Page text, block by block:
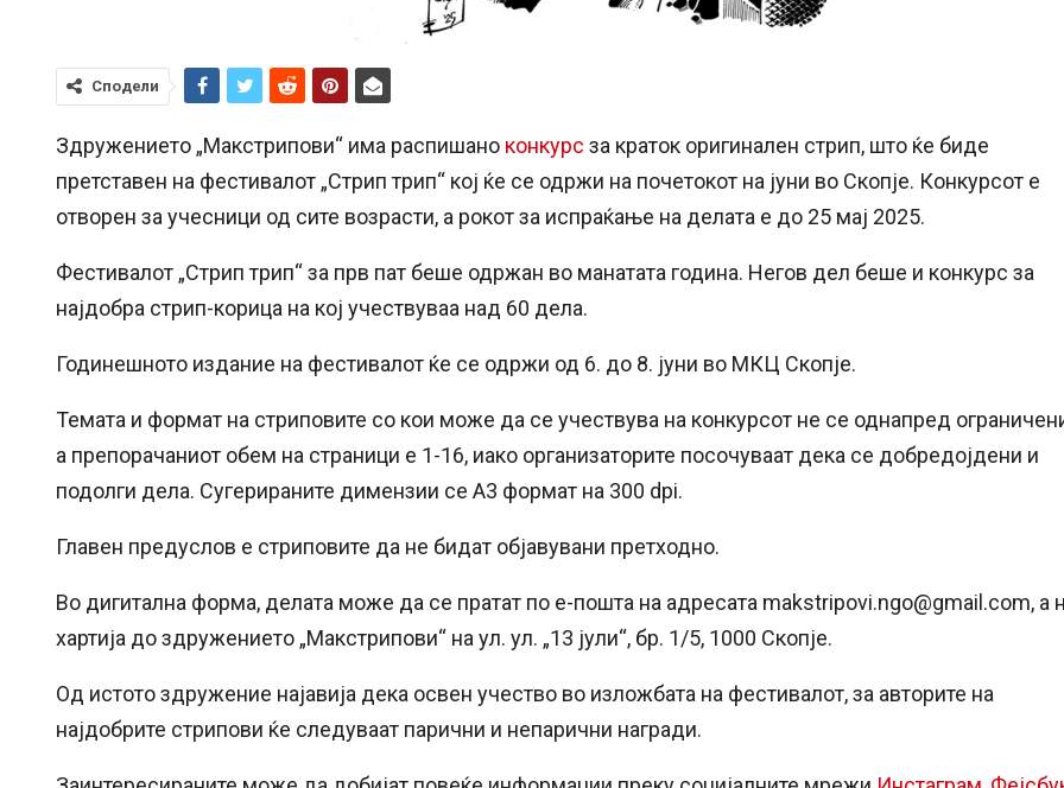
Сподели
Здружението „Макстрипови“ има распишано конкурс за краток оригинален стрип, што ќе биде
претставен на фестивалот „Стрип трип“ кој ќе се одржи на почетокот на јуни во Скопје. Конкурсот е
отворен за учесници од сите возрасти, а рокот за испраќање на делата е до 25 мај 2025.
Фестивалот „Стрип трип“ за прв пат беше одржан во манатата година. Негов дел беше и конкурс за
најдобра стрип-корица на кој учествуваа над 60 дела.
Годинешното издание на фестивалот ќе се одржи од 6. до 8. јуни во МКЦ Скопје.
Темата и формат на стриповите со кои може да се учествува на конкурсот не се однапред
а препорачаниот обем на страници е 1-16, иако организаторите посочуваат дека се добредојдени и
подолги дела. Сугерираните димензии се А3 формат на 300 dpi.
Главен предуслов е стриповите да не бидат објавувани претходно.
Во дигитална форма, делата може да се пратат по е-пошта на адресата makstripovi.ngo@gmail.com, а
хартија до здружението „Макстрипови“ на ул. ул. „13 јули“, бр. 1/5, 1000 Скопје.
Од истото здружение најавија дека освен учество во изложбата на фестивалот, за авторите на
најдобрите стрипови ќе следуваат парични и непарични награди.